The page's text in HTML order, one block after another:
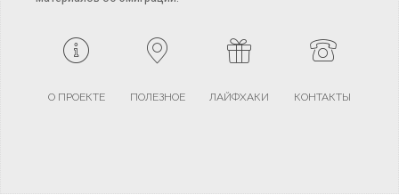
О ПРОЕКТЕ ПОЛЕЗНОЕ ЛАЙФХАКИ КОНТАКТЫ